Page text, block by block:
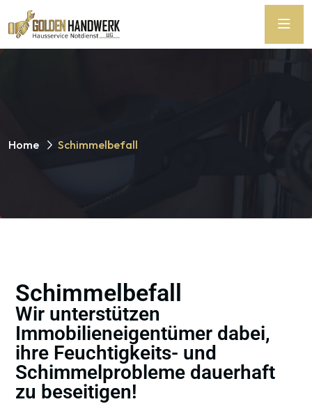
Home Schimmelbefall
Schimmelbefall
Wir unterstützen
Immobilieneigentümer dabei,
ihre Feuchtigkeits- und
Schimmelprobleme dauerhaft
zu beseitigen!